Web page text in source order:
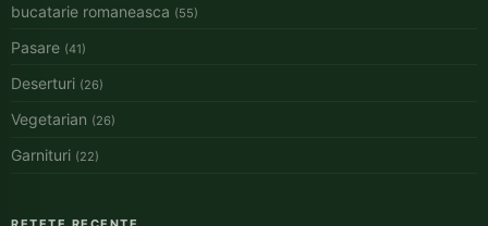
bucatarie romaneasca (55)
Pasare (41)
Deserturi (26)
Vegetarian (26)
Garnituri (22)